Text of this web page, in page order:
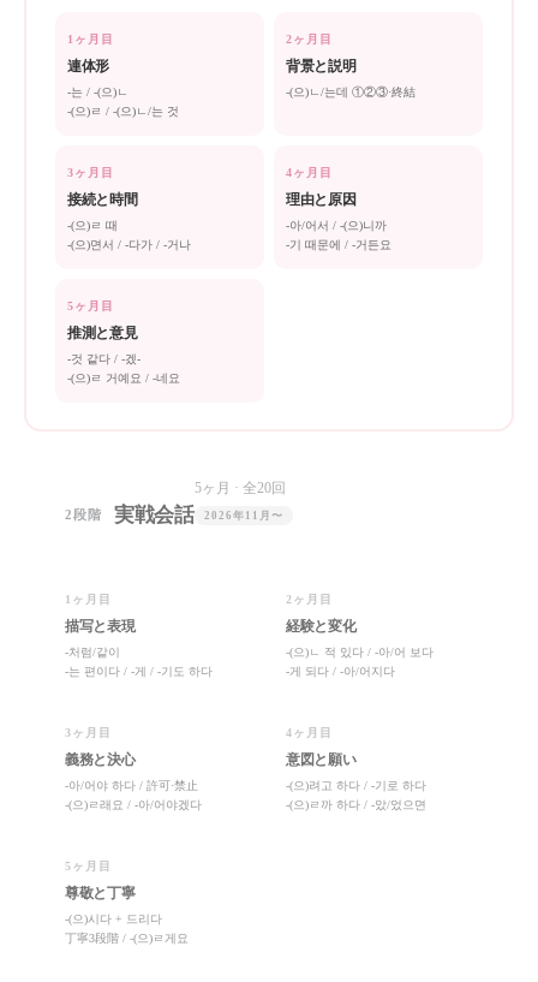
1ヶ月目
連体形
-는 / -(으)ㄴ
-(으)ㄹ / -(으)ㄴ/는 것
2ヶ月目
背景と説明
-(으)ㄴ/는데 ①②③·終結
3ヶ月目
接続と時間
-(으)ㄹ 때
-(으)면서 / -다가 / -거나
4ヶ月目
理由と原因
-아/어서 / -(으)니까
-기 때문에 / -거든요
5ヶ月目
推測と意見
-것 같다 / -겠-
-(으)ㄹ 거예요 / -네요
2段階 実戦会話
5ヶ月 · 全20回
2026年11月〜
1ヶ月目
描写と表現
-처럼/같이
-는 편이다 / -게 / -기도 하다
2ヶ月目
経験と変化
-(으)ㄴ 적 있다 / -아/어 보다
-게 되다 / -아/어지다
3ヶ月目
義務と決心
-아/어야 하다 / 許可·禁止
-(으)ㄹ래요 / -아/어야겠다
4ヶ月目
意図と願い
-(으)려고 하다 / -기로 하다
-(으)ㄹ까 하다 / -았/었으면
5ヶ月目
尊敬と丁寧
-(으)시다 + 드리다
丁寧3段階 / -(으)ㄹ게요